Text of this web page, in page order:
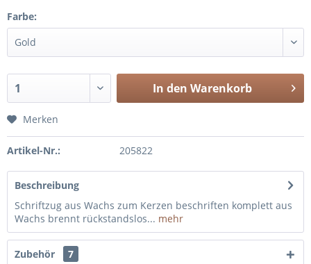
Farbe:
In den Warenkorb
Merken
Artikel-Nr.: 205822
Beschreibung
Schriftzug aus Wachs zum Kerzen beschriften komplett aus
Wachs brennt rückstandslos... mehr
Zubehör 7